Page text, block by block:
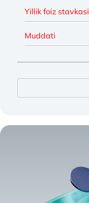
Yillik foiz stavkasi
Muddati